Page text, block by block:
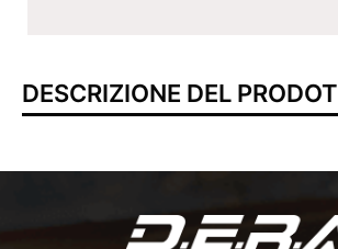
DESCRIZIONE DEL